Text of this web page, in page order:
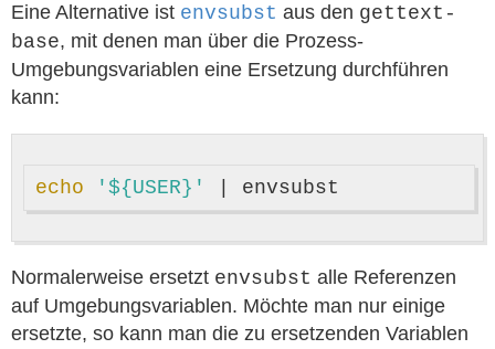
Eine Alternative ist envsubst aus den gettext-
base, mit denen man über die Prozess-
Umgebungsvariablen eine Ersetzung durchführen
kann:
echo '${USER}'
Normalerweise ersetzt envsubst alle Referenzen
auf Umgebungsvariablen. Möchte man nur einige
ersetzte, so kann man die zu ersetzenden Variablen